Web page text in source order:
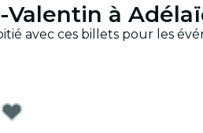
à
avec ces billets pour les